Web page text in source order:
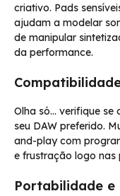
criativo. Pads
ajudam a modelar
de manipular
da performance.
Olha só… verifique
seu DAW preferido.
and-play com
e frustração logo nas
Portabilidade e